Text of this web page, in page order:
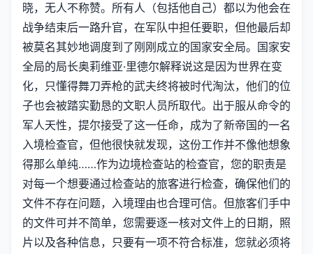
晓，无人不称赞。所有人（包括他自己）都以为他会在
战争结束后一路升官，在军队中担任要职，但他最后却
被莫名其妙地调度到了刚刚成立的国家安全局。国家安
全局的局长奥莉维亚·里德尔解释说这是因为世界在变
化，只懂得舞刀弄枪的武夫终将被时代淘汰，他们的位
子也会被踏实勤恳的文职人员所取代。出于服从命令的
军人天性，提尔接受了这一任命，成为了新帝国的一名
入境检查官，但他很快就发现，这份工作并不像他想象
得那么单纯……作为边境检查站的检查官，您的职责是
对每一个想要通过检查站的旅客进行检查，确保他们的
文件不存在问题，入境理由也合理可信。但旅客们手中
的文件可并不简单，您需要逐一核对文件上的日期，照
片以及各种信息，只要有一项不符合标准，您就必须将